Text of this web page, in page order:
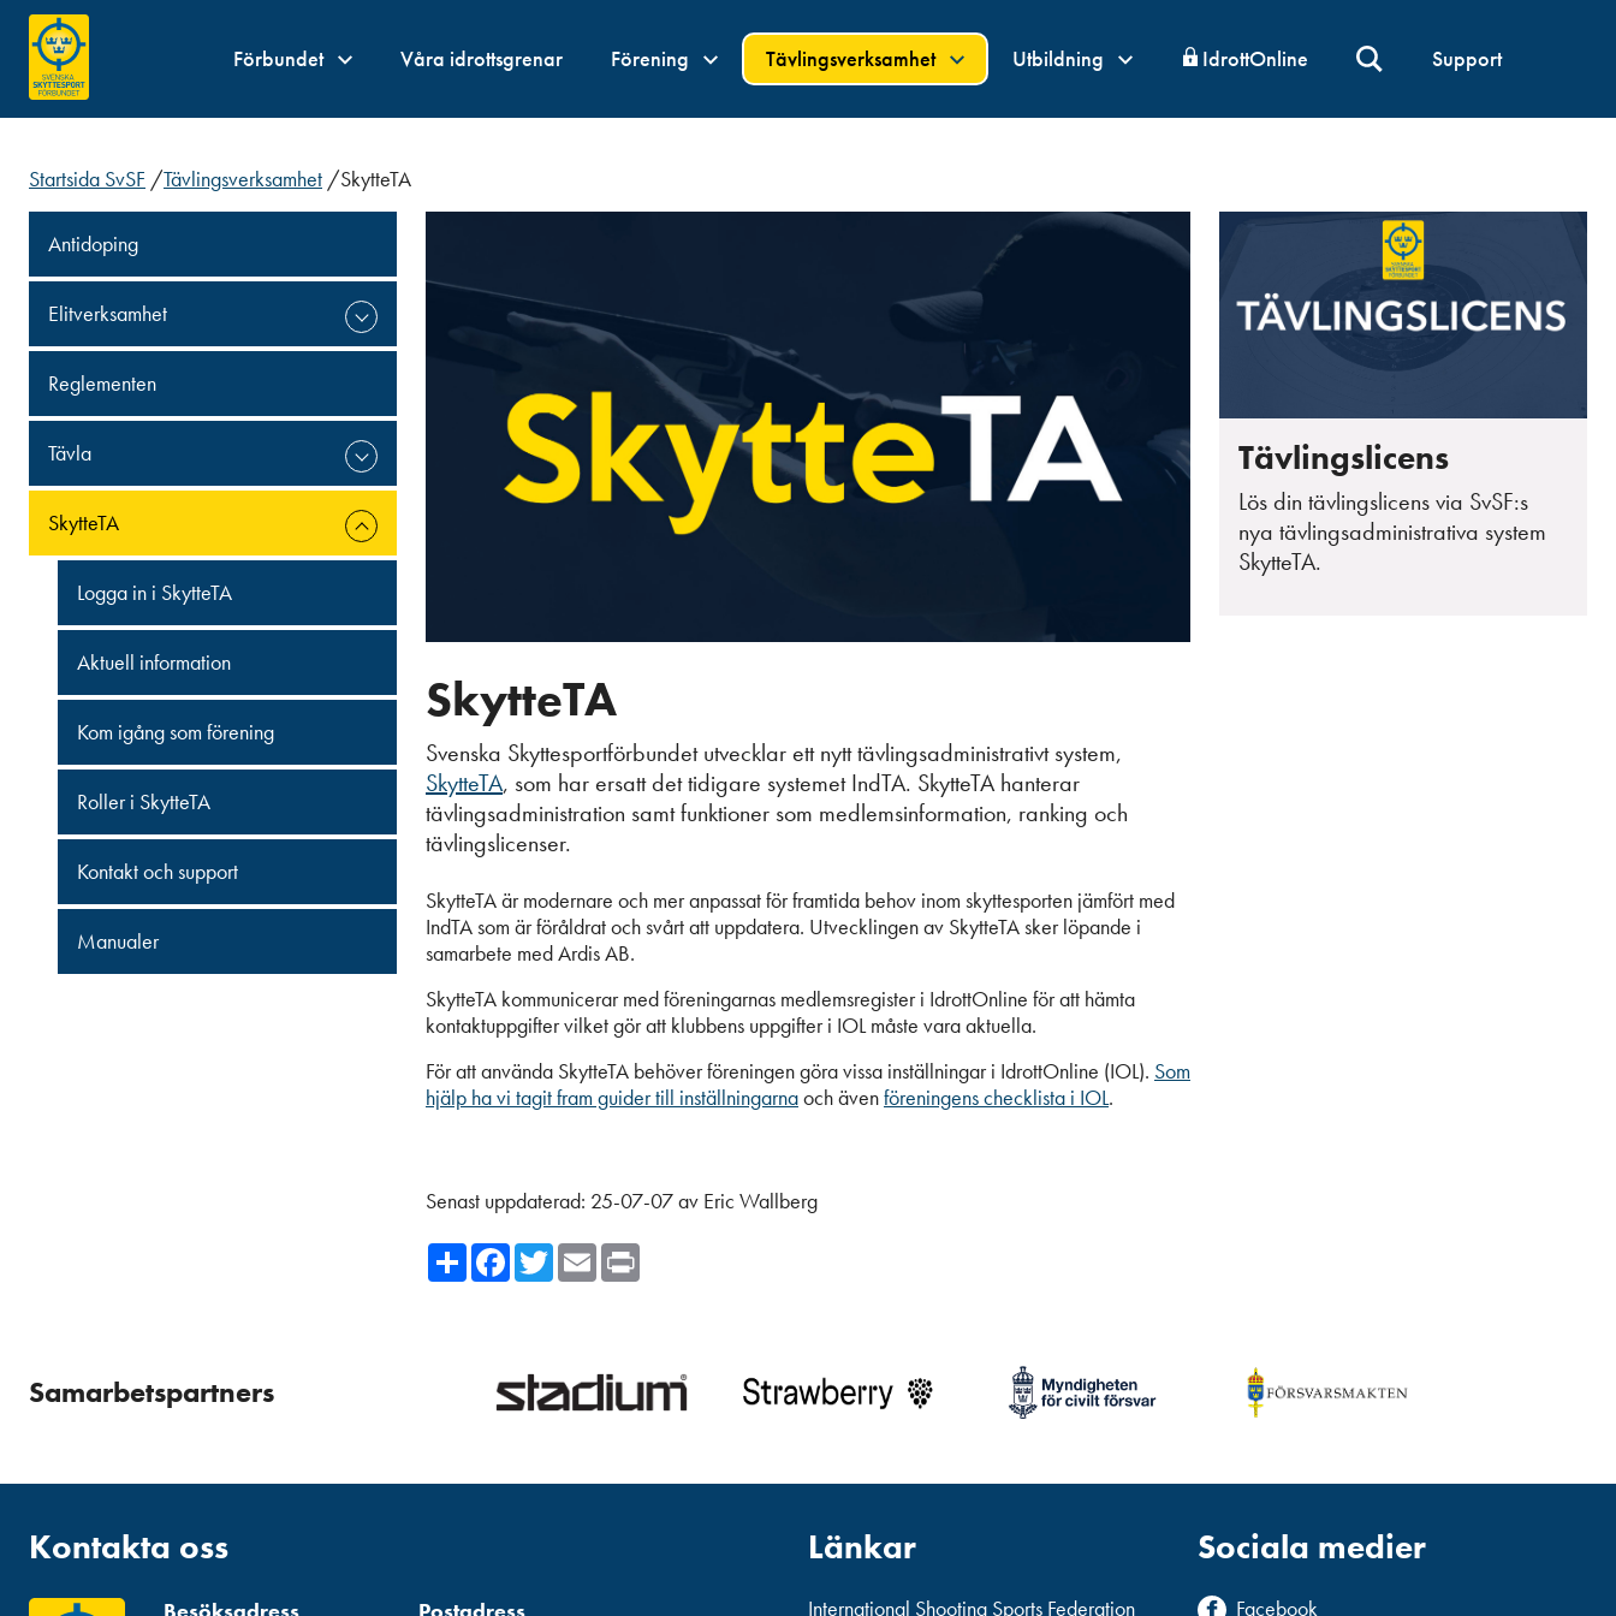
Förbundet Våra idrottsgrenar Förening Tävlingsverksamhet Utbildning IdrottOnline Support
Startsida SvSF /Tävlingsverksamhet /SkytteTA
Antidoping
Elitverksamhet
Reglementen
Tävla
SkytteTA
Logga in i SkytteTA
Aktuell information
Kom igång som förening
Roller i SkytteTA
Kontakt och support
Manualer
SkytteTA
Svenska Skyttesportförbundet utvecklar ett nytt tävlingsadministrativt system,
SkytteTA, som har ersatt det tidigare systemet IndTA. SkytteTA hanterar
tävlingsadministration samt funktioner som medlemsinformation, ranking och
tävlingslicenser.
SkytteTA är modernare och mer anpassat för framtida behov inom skyttesporten jämfört med
IndTA som är föråldrat och svårt att uppdatera. Utvecklingen av SkytteTA sker löpande i
samarbete med Ardis AB.
SkytteTA kommunicerar med föreningarnas medlemsregister i IdrottOnline för att hämta
kontaktuppgifter vilket gör att klubbens uppgifter i IOL måste vara aktuella.
För att använda SkytteTA behöver föreningen göra vissa inställningar i IdrottOnline (IOL). Som
hjälp ha vi tagit fram guider till inställningarnaoch ävenföreningens checklista i IOL.
Senast uppdaterad: 25-07-07av Eric Wallberg
ShareFacebook
TwitterEmail
Tävlingslicens
Lös din tävlingslicens via SvSF:s
nya tävlingsadministrativa system
SkytteTA.
Samarbetspartners
Kontakta oss Länkar
International Shooting Sports Federation
Sociala medier
Facebook